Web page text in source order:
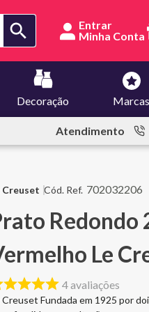
Entrar
Decoração Marcas
Atendimento
702032206
Creuset
Redondo
Le
4avaliações
Creuset Fundada em 1925 por